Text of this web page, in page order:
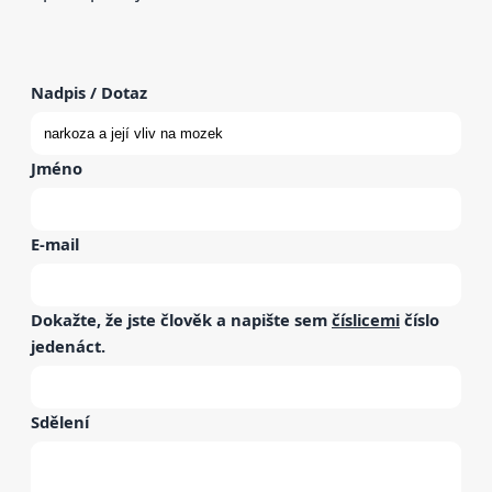
Nadpis / Dotaz
Jméno
E-mail
Dokažte, že jste člověk a napište sem číslicemi číslo
jedenáct.
Sdělení